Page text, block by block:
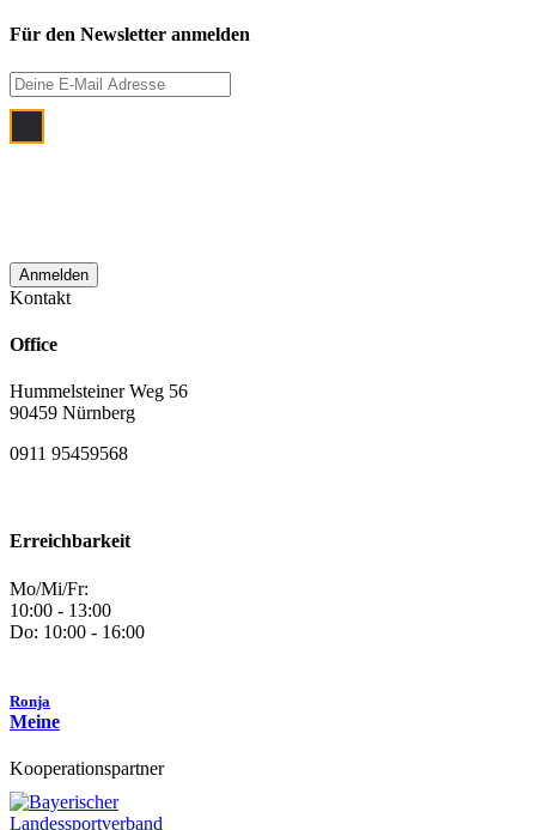
Für den Newsletter anmelden
Kontakt
Office
Hummelsteiner Weg 56
90459 Nürnberg
0911 95459568
Erreichbarkeit
Mo/Mi/Fr:
10:00 - 13:00
Do: 10:00 - 16:00
Ronja
Meine
Kooperationspartner